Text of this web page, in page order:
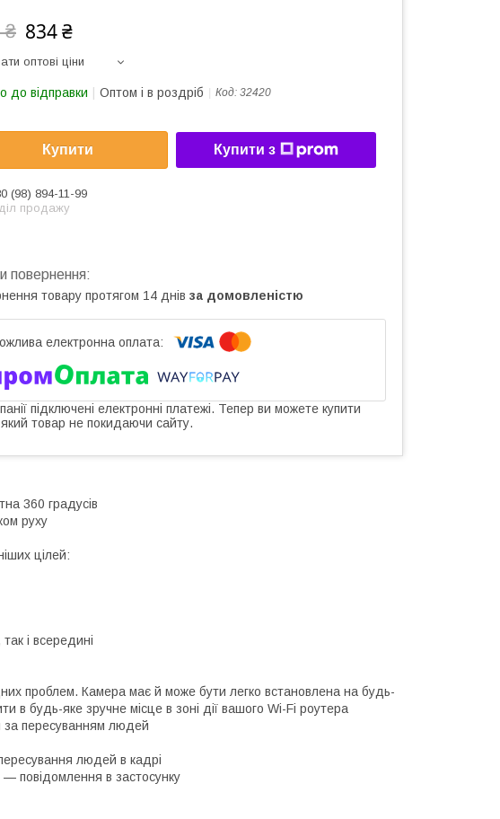
₴ 834 ₴
оптові ціни
до відправки Оптом і в роздріб Код: 32420
Купити Купити з
(98) 894-11-99
продажу
товару протягом 14 днів за домовленістю
підключені електронні платежі. Тепер ви можете купити
товар не покидаючи сайту.
360 градусів
руху
цілей:
і всередині
проблем. Камера має й може бути легко встановлена на будь-
в будь-яке зручне місце в зоні дії вашого Wi-Fi роутера
за пересуванням людей
людей в кадрі
повідомлення в застосунку